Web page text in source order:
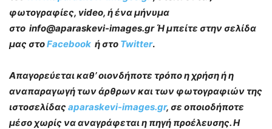
φωτογραφίες, video, ή ένα μήνυμα
στο info@aparaskevi-images.gr Ή μπείτε στην σελίδα
μας στοFacebook ή στο Twitter.
Απαγορεύεται καθ’ οιονδήποτε τρόπο η χρήση ή η
αναπαραγωγή των άρθρων και των φωτογραφιών της
ιστοσελίδας aparaskevi-images.gr, σε οποιοδήποτε
μέσο χωρίς να αναγράφεται η πηγή προέλευσης. Η